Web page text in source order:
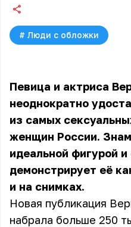
# Люди с обложки
Певица и актриса
неоднократно
из самых
женщин России.
идеальной фигурой
демонстрирует её
и на снимках.
Новая публикация
набрала больше 250